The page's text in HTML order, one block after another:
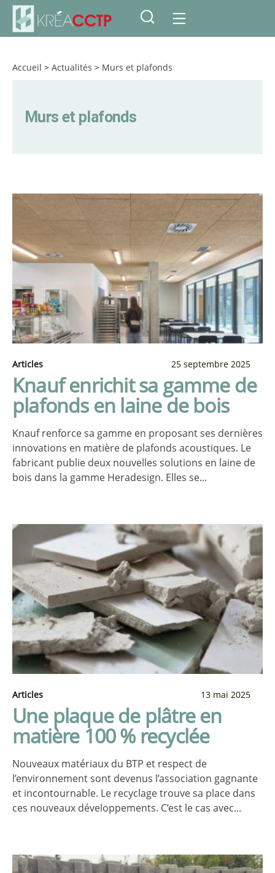
Accueil > Actualités > Murs et plafonds
Murs et plafonds
Articles 25 septembre 2025
Knauf enrichit sa gamme de
plafonds en laine de bois
Knauf renforce sa gamme en proposant ses dernières
innovations en matière de plafonds acoustiques. Le
fabricant publie deux nouvelles solutions en laine de
bois dans la gamme Heradesign. Elles se...
Articles 13 mai 2025
Une plaque de plâtre en
matière 100 % recyclée
Nouveaux matériaux du BTP et respect de
l’environnement sont devenus l’association gagnante
et incontournable. Le recyclage trouve sa place dans
ces nouveaux développements. C’est le cas avec...